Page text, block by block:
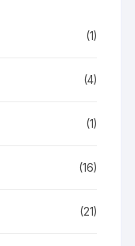
(1)
(4)
(1)
(16)
(21)